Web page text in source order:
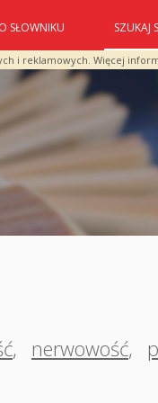
i reklamowych. Więcej
O SŁOWNIKU SZUKAJ
, nerwowość,